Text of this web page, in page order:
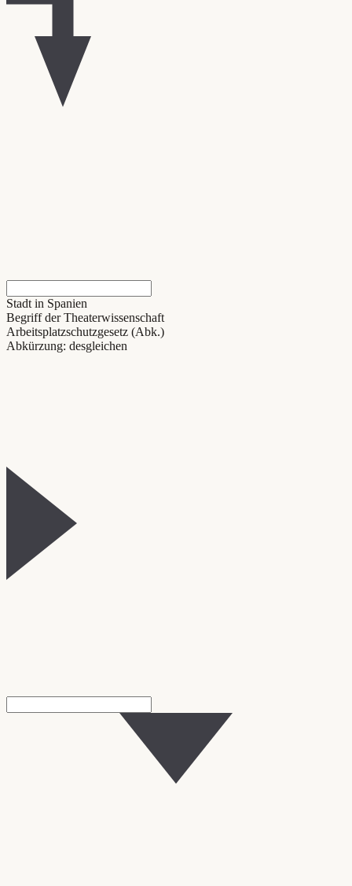
Stadt in Spanien
Begriff der Theaterwissenschaft
Arbeitsplatzschutzgesetz (Abk.)
Abkürzung: desgleichen